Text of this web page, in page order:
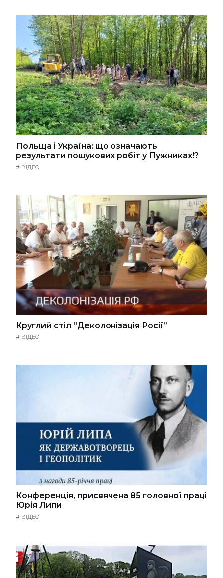
Польща і Україна: що означають
результати пошукових робіт у Пужниках!?
# ВІДЕО
Круглий стіл “Деколонізація Росії”
# ВІДЕО
Конференція, присвячена 85 головної праці
Юрія Липи
# ВІДЕО